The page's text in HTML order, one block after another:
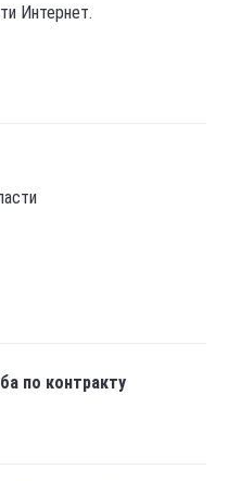
Интернет.
по контракту